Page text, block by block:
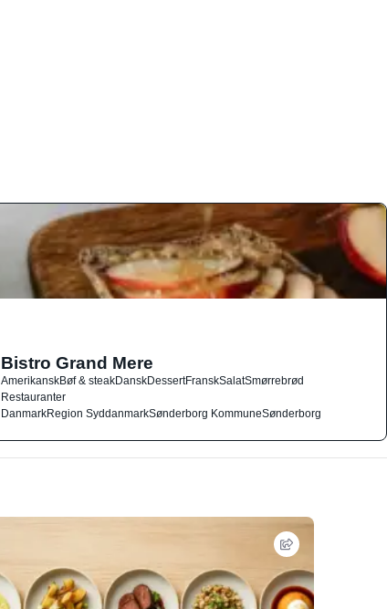
Bistro Grand Mere
AmerikanskBøf & steakDanskDessertFranskSalatSmørrebrød
Restauranter
DanmarkRegion SyddanmarkSønderborg KommuneSønderborg